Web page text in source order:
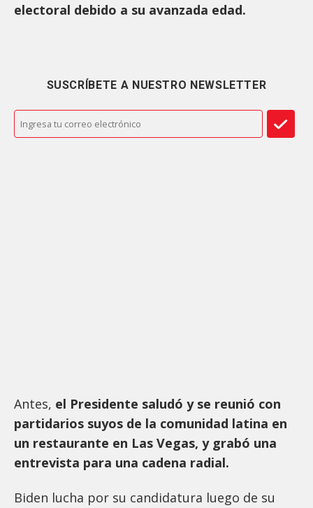
electoral debido a su avanzada edad.
SUSCRÍBETE A NUESTRO NEWSLETTER
Antes, el Presidente saludó y se reunió con
partidarios suyos de la comunidad latina en
un restaurante en Las Vegas, y grabó una
entrevista para una cadena radial.
Biden lucha por su candidatura luego de su